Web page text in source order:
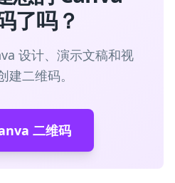
了吗？
设计、演示文稿和视
建二维码。
二维码